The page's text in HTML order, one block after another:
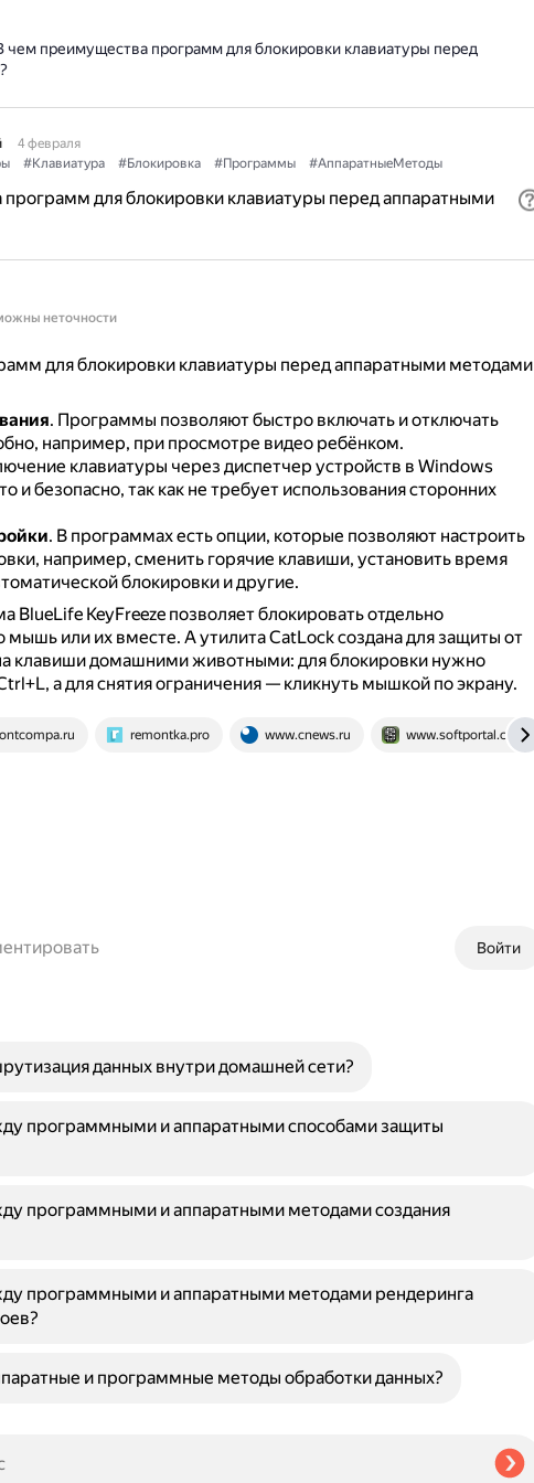
чем преимущества программ для блокировки клавиатуры перед
4 февраля
#Клавиатура #Блокировка #Программы #АппаратныеМетоды
для блокировки клавиатуры перед аппаратными
неточности
для блокировки клавиатуры перед аппаратными методами
. Программы позволяют быстро включать и отключать
например, при просмотре видео ребёнком.
клавиатуры через диспетчер устройств в Windows
и безопасно, так как не требует использования сторонних
. В программах есть опции, которые позволяют настроить
например, сменить горячие клавиши, установить время
блокировки и другие.
KeyFreeze позволяет блокировать отдельно
мышь или их вместе. А утилита CatLock создана для защиты от
клавиши домашними животными: для блокировки нужно
а для снятия ограничения — кликнуть мышкой по экрану.
remontka.pro www.cnews.ru www.softportal.com
Войти
данных внутри домашней сети?
программными и аппаратными способами защиты
программными и аппаратными методами создания
программными и аппаратными методами рендеринга
и программные методы обработки данных?